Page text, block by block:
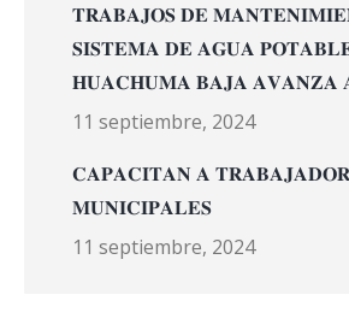
𝐓𝐑𝐀𝐁𝐀𝐉𝐎𝐒 𝐃𝐄
𝐒𝐈𝐒𝐓𝐄𝐌𝐀 𝐃𝐄 𝐀𝐆𝐔𝐀
𝐇𝐔𝐀𝐂𝐇𝐔𝐌𝐀 𝐁𝐀𝐉𝐀 𝐀𝐕𝐀𝐍𝐙𝐀
11 septiembre, 2024
𝐂𝐀𝐏𝐀𝐂𝐈𝐓𝐀𝐍 𝐀
𝐌𝐔𝐍𝐈𝐂𝐈𝐏𝐀𝐋𝐄𝐒
11 septiembre, 2024